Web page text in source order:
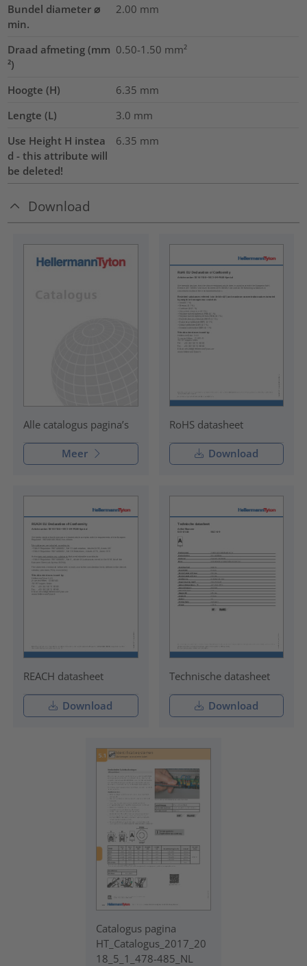
Bundel diameter ⌀
min.
2.00 mm
Draad afmeting (mm
²)
0.50-1.50 mm²
Hoogte (H) 6.35 mm
Lengte (L)
3.0 mm
Use Height H instea
d - this attribute will
be deleted!
6.35 mm
Download
Alle catalogus pagina’s
Meer
RoHS datasheet
Download
REACH datasheet
Download
Technische datasheet
Download
Catalogus pagina
HT_Catalogus_2017_20
18_5_1_478-485_NL